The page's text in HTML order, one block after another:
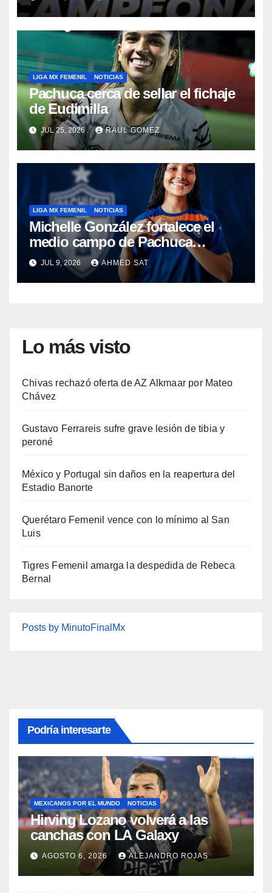
LIGA MX FEMENIL NOTICIAS
Pachuca cerca de sellar el fichaje
de Eudimilla
JUL 25, 2026 RAUL GOMEZ
LIGA MX FEMENIL NOTICIAS
Michelle González fortalece el
medio campo de Pachuca
Femenil
JUL 9, 2026 AHMED SAT
Lo más visto
Chivas rechazó oferta de AZ Alkmaar por Mateo
Chávez
Gustavo Ferrareis sufre grave lesión de tibia y
peroné
México y Portugal sin daños en la reapertura del
Estadio Banorte
Querétaro Femenil vence con lo mínimo al San
Luis
Tigres Femenil amarga la despedida de Rebeca
Bernal
Posts by MinutoFinalMx
Podría interesarte
MEXICANOS POR EL MUNDO NOTICIAS
Hirving Lozano volverá a las
canchas con LA Galaxy
AGOSTO 6, 2026 ALEJANDRO ROJAS